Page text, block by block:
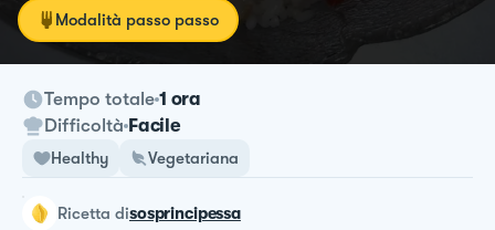
Modalità passo passo
Tempo totale 1 ora
Difficoltà Facile
Healthy Vegetariana
ricetta disosprincipessa